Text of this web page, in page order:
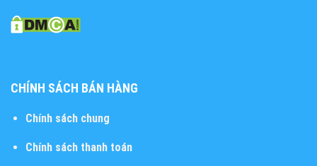
CHÍNH SÁCH BÁN HÀNG
Chính sách chung
Chính sách thanh toán